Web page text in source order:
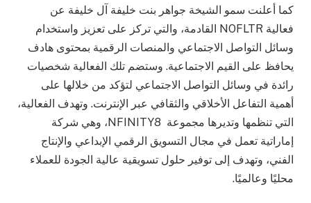
كما أعلنت سمو الشيخة جواهر بنت خليفة آل خليفة عن
فعالية NOFLTR القادمة، والتي تركز على تعزيز واستخدام
وسائل التواصل الاجتماعي والمنصات الرقمية بمحتوى هادف
يحافظ على القيم الاجتماعية. وستضم تلك الفعالية شخصيات
رائدة في وسائل التواصل الاجتماعي لتؤكد من خلالها على
أهمية التفاعل الأخلاقي والثقافي عبر الإنترنت. وتهدف الفعالية،
التي تنظمها وتديرها مجموعة NFINITY8، وهي شركة
إماراتية تعمل في مجال التسويق الرقمي الإبداعي والإنتاج
الفني، وتهدف إلى توفير حلول تسويقية عالية الجودة للعملاء
محليًا وعالميًا.